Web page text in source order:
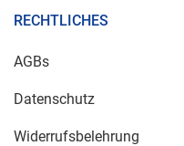
RECHTLICHES
AGBs
Datenschutz
Widerrufsbelehrung